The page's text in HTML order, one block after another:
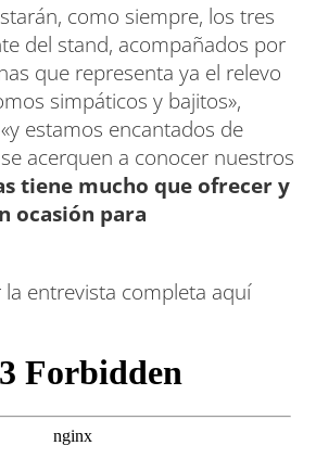
como siempre, los tres
del stand, acompañados por
que representa ya el relevo
simpáticos y bajitos»,
estamos encantados de
acerquen a conocer nuestros
tiene mucho que ofrecer y
ocasión para
la entrevista completa aquí